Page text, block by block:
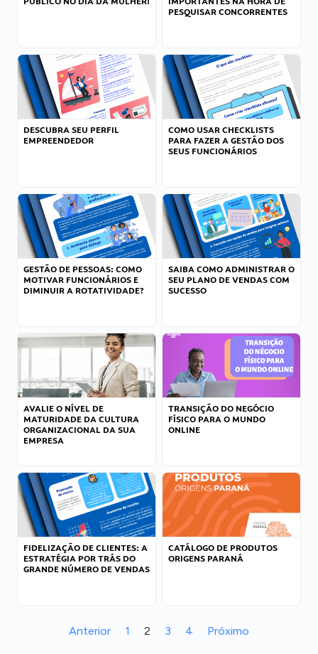
PESQUISAR CONCORRENTES
DESCUBRA SEU PERFIL
EMPREENDEDOR
COMO USAR CHECKLISTS
PARA FAZER A GESTÃO DOS
SEUS FUNCIONÁRIOS
GESTÃO DE PESSOAS: COMO
MOTIVAR FUNCIONÁRIOS E
DIMINUIR A ROTATIVIDADE?
SAIBA COMO ADMINISTRAR O
SEU PLANO DE VENDAS COM
SUCESSO
AVALIE O NÍVEL DE
MATURIDADE DA CULTURA
ORGANIZACIONAL DA SUA
EMPRESA
TRANSIÇÃO DO NEGÓCIO
FÍSICO PARA O MUNDO
ONLINE
FIDELIZAÇÃO DE CLIENTES: A
ESTRATÉGIA POR TRÁS DO
GRANDE NÚMERO DE VENDAS
CATÁLOGO DE PRODUTOS
ORIGENS PARANÁ
Anterior 1 2 3 4 Próximo